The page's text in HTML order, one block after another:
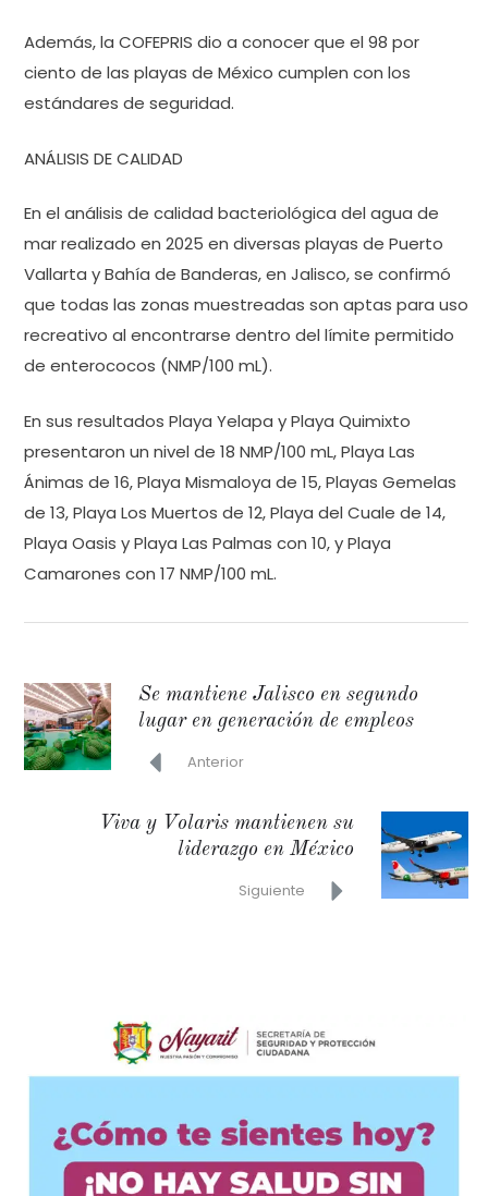
Además, la COFEPRIS dio a conocer que el 98 por
ciento de las playas de México cumplen con los
estándares de seguridad.
ANÁLISIS DE CALIDAD
En el análisis de calidad bacteriológica del agua de
mar realizado en 2025 en diversas playas de Puerto
Vallarta y Bahía de Banderas, en Jalisco, se confirmó
que todas las zonas muestreadas son aptas para uso
recreativo al encontrarse dentro del límite permitido
de enterococos (NMP/100 mL).
En sus resultados Playa Yelapa y Playa Quimixto
presentaron un nivel de 18 NMP/100 mL, Playa Las
Ánimas de 16, Playa Mismaloya de 15, Playas Gemelas
de 13, Playa Los Muertos de 12, Playa del Cuale de 14,
Playa Oasis y Playa Las Palmas con 10, y Playa
Camarones con 17 NMP/100 mL.
Se mantiene Jalisco en segundo
lugar en generación de empleos
Anterior
Viva y Volaris mantienen su
liderazgo en México
Siguiente